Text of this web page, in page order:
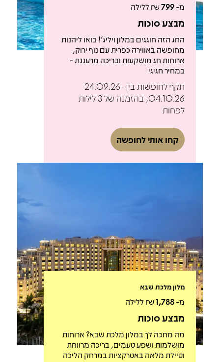
מ-799₪ ללילה
מבצע סוכות
החג הזה חוגגים במלון ויליג'! בואו ליהנות
מחופשה באווירה כפרית עם נוף ירוק,
ארוחות חג מושקעות ובריכה מרעננת -
במחיר חגיגי
תקף לחופשות בין 24.09.26-
04.10.26, בהזמנה של 3 לילות
לפחות
קחו אותי לחופשה
מלון מלכת שבא
מ-1,788₪ ללילה
מבצע סוכות
מה מחכה לך במלון מלכת שבא? ארוחות
מושלמות ושפע טעמים, בריכה מרווחת
וטיילת מלאה באטרקציות במרחק הליכה